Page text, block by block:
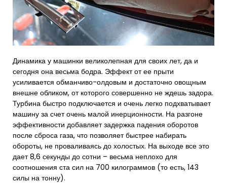
Динамика у машинки великолепная для своих лет, да и
сегодня она весьма бодра. Эффект от ее прыти
усиливается обманчиво-олдовым и достаточно овощным
внешне обликом, от которого совершенно не ждешь задора.
Турбина быстро подключается и очень легко подхватывает
машину за счет очень малой инерционности. На разгоне
эффективности добавляет задержка падения оборотов
после сброса газа, что позволяет быстрее набирать
обороты, не проваливаясь до холостых. На выходе все это
дает 8,6 секунды до сотни – весьма неплохо для
соотношения ста сил на 700 килограммов (то есть, 143
силы на тонну).